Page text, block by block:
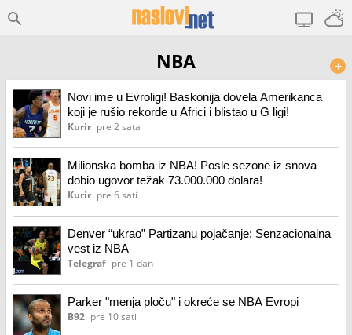
NBA +
Novi ime u Evroligi! Baskonija dovela Amerikanca
koji je rušio rekorde u Africi i blistao u G ligi!
Kurir pre 2 sata
Milionska bomba iz NBA! Posle sezone iz snova
dobio ugovor težak 73.000.000 dolara!
Kurir pre 6 sati
Denver “ukrao” Partizanu pojačanje: Senzacionalna
vest iz NBA
Telegraf pre 1 dan
Parker "menja ploču" i okreće se NBA Evropi
B92 pre 10 sati